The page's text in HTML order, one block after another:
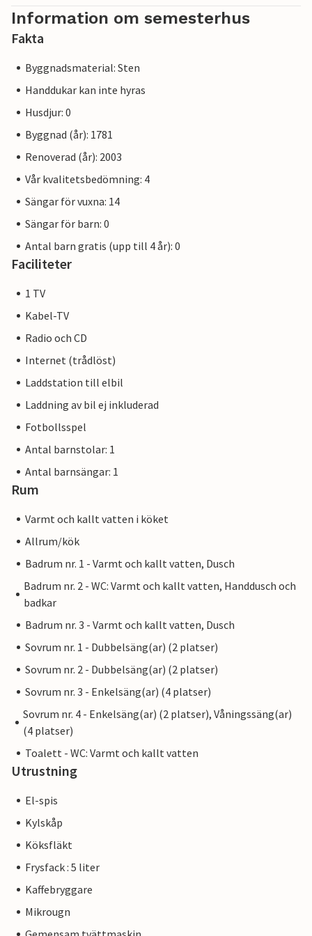
Information om semesterhus
Fakta
Byggnadsmaterial: Sten
Handdukar kan inte hyras
Husdjur: 0
Byggnad (år): 1781
Renoverad (år): 2003
Vår kvalitetsbedömning: 4
Sängar för vuxna: 14
Sängar för barn: 0
Antal barn gratis (upp till 4 år): 0
Faciliteter
1 TV
Kabel-TV
Radio och CD
Internet (trådlöst)
Laddstation till elbil
Laddning av bil ej inkluderad
Fotbollsspel
Antal barnstolar: 1
Antal barnsängar: 1
Rum
Varmt och kallt vatten i köket
Allrum/kök
Badrum nr. 1 - Varmt och kallt vatten, Dusch
Badrum nr. 2 - WC: Varmt och kallt vatten, Handdusch och
badkar
Badrum nr. 3 - Varmt och kallt vatten, Dusch
Sovrum nr. 1 - Dubbelsäng(ar) (2 platser)
Sovrum nr. 2 - Dubbelsäng(ar) (2 platser)
Sovrum nr. 3 - Enkelsäng(ar) (4 platser)
Sovrum nr. 4 - Enkelsäng(ar) (2 platser), Våningssäng(ar)
(4 platser)
Toalett - WC: Varmt och kallt vatten
Utrustning
El-spis
Kylskåp
Köksfläkt
Frysfack : 5 liter
Kaffebryggare
Mikrougn